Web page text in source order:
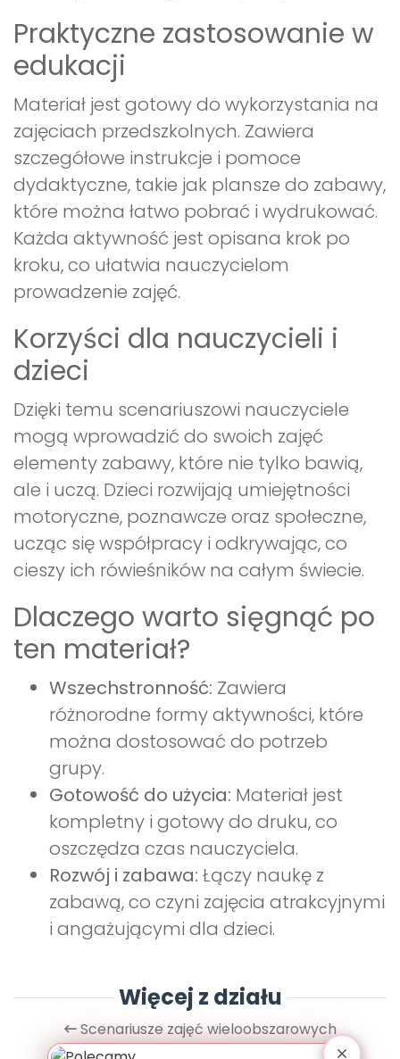
Praktyczne zastosowanie w
edukacji
Materiał jest gotowy do wykorzystania na
zajęciach przedszkolnych. Zawiera
szczegółowe instrukcje i pomoce
dydaktyczne, takie jak plansze do zabawy,
które można łatwo pobrać i wydrukować.
Każda aktywność jest opisana krok po
kroku, co ułatwia nauczycielom
prowadzenie zajęć.
Korzyści dla nauczycieli i
dzieci
Dzięki temu scenariuszowi nauczyciele
mogą wprowadzić do swoich zajęć
elementy zabawy, które nie tylko bawią,
ale i uczą. Dzieci rozwijają umiejętności
motoryczne, poznawcze oraz społeczne,
ucząc się współpracy i odkrywając, co
cieszy ich rówieśników na całym świecie.
Dlaczego warto sięgnąć po
ten materiał?
Wszechstronność: Zawiera
różnorodne formy aktywności, które
można dostosować do potrzeb
grupy.
Gotowość do użycia: Materiał jest
kompletny i gotowy do druku, co
oszczędza czas nauczyciela.
Rozwój i zabawa: Łączy naukę z
zabawą, co czyni zajęcia atrakcyjnymi
i angażującymi dla dzieci.
Więcej z działu
Scenariusze zajęć wieloobszarowych